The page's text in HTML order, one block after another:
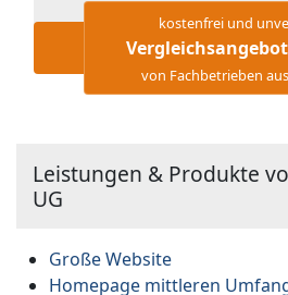
kostenfrei und
von Fachbetrieben
Leistungen & Produkte
UG
Große Website
Homepage mittleren